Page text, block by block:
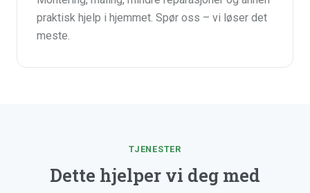
praktisk hjelp i hjemmet. Spør oss – vi løser det
meste.
TJENESTER
Dette hjelper vi deg med